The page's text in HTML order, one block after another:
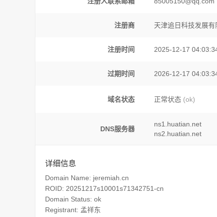
注册商 天津追日科技发展有
注册时间 2025-12-17
过期时间 2026-12-17
域名状态 正常状态 (ok)
DNS服务器
ns1.huatian.net
ns2.huatian.net
详细信息
Domain Name: jeremiah.cn
ROID: 20251217s10001s71342751-cn
Domain Status: ok
Registrant: 孟祥东